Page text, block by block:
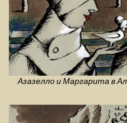
Азазелло и Маргарита в